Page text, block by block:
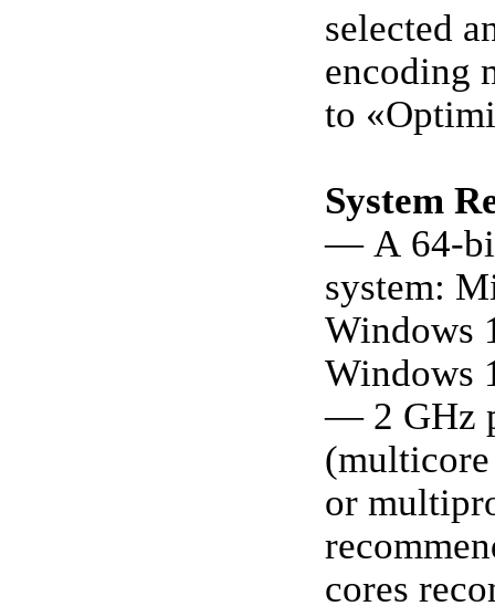
selected
encoding
to
System
— A 64-
system:
Windows
Windows
— 2 GHz
(multicore
or
cores